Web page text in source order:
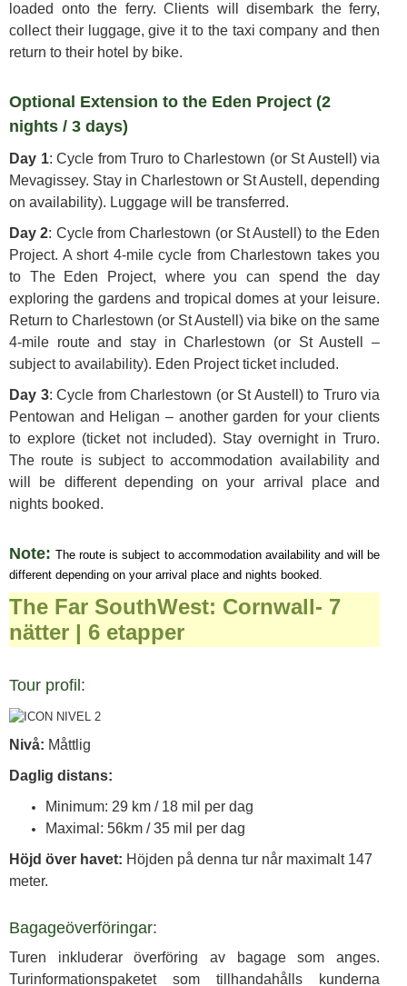
loaded onto the ferry. Clients will disembark the ferry,
collect their luggage, give it to the taxi company and then
return to their hotel by bike.
Optional Extension to the Eden Project (2
nights / 3 days)
Day 1: Cycle from Truro to Charlestown (or St Austell) via
Mevagissey. Stay in Charlestown or St Austell, depending
on availability). Luggage will be transferred.
Day 2: Cycle from Charlestown (or St Austell) to the Eden
Project. A short 4-mile cycle from Charlestown takes you
to The Eden Project, where you can spend the day
exploring the gardens and tropical domes at your leisure.
Return to Charlestown (or St Austell) via bike on the same
4-mile route and stay in Charlestown (or St Austell –
subject to availability). Eden Project ticket included.
Day 3: Cycle from Charlestown (or St Austell) to Truro via
Pentowan and Heligan – another garden for your clients
to explore (ticket not included). Stay overnight in Truro.
The route is subject to accommodation availability and
will be different depending on your arrival place and
nights booked.
Note:The route is subject to accommodation availability and will be
different depending on your arrival place and nights booked.
The Far SouthWest: Cornwall- 7
nätter | 6 etapper
Tour profil:
Nivå: Måttlig
Daglig distans:
Minimum: 29 km / 18 mil per dag
Maximal: 56km / 35 mil per dag
Höjd över havet: Höjden på denna tur når maximalt 147
meter.
Bagageöverföringar:
Turen inkluderar överföring av bagage som anges.
Turinformationspaketet som tillhandahålls kunderna